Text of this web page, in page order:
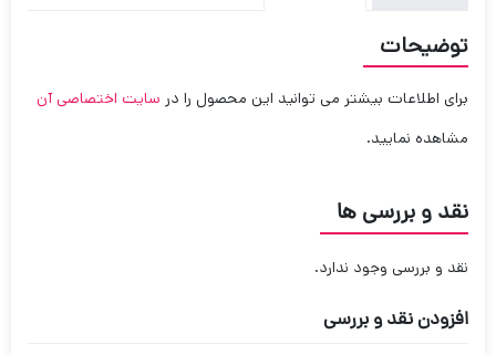
توضیحات
برای اطلاعات بیشتر می توانید این محصول را در سایت اختصاصی آن
مشاهده نمایید.
نقد و بررسی ها
نقد و بررسی وجود ندارد.
افزودن نقد و بررسی